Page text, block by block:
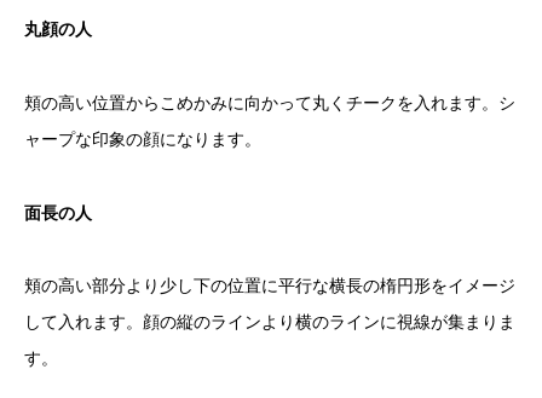
丸顔の人
頬の高い位置からこめかみに向かって丸くチークを入れます。シ
ャープな印象の顔になります。
面長の人
頬の高い部分より少し下の位置に平行な横長の楕円形をイメージ
して入れます。顔の縦のラインより横のラインに視線が集まりま
す。